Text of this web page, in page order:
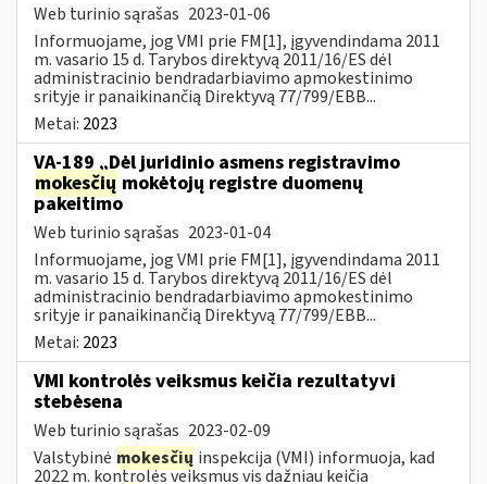
Web turinio sąrašas 2023-01-06
Informuojame, jog VMI prie FM[1], įgyvendindama 2011
m. vasario 15 d. Tarybos direktyvą 2011/16/ES dėl
administracinio bendradarbiavimo apmokestinimo
srityje ir panaikinančią Direktyvą 77/799/EBB...
Metai: 2023
VA-189 „Dėl juridinio asmens registravimo
mokesčių mokėtojų registre duomenų
pakeitimo
Web turinio sąrašas 2023-01-04
Informuojame, jog VMI prie FM[1], įgyvendindama 2011
m. vasario 15 d. Tarybos direktyvą 2011/16/ES dėl
administracinio bendradarbiavimo apmokestinimo
srityje ir panaikinančią Direktyvą 77/799/EBB...
Metai: 2023
VMI kontrolės veiksmus keičia rezultatyvi
stebėsena
Web turinio sąrašas 2023-02-09
Valstybinė mokesčių inspekcija (VMI) informuoja, kad
2022 m. kontrolės veiksmus vis dažniau keičia